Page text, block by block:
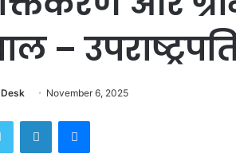
–
November 6, 2025